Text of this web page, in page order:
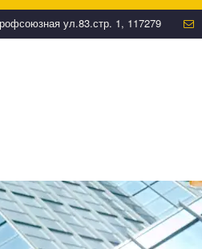
ул.83.стр. 1, 117279